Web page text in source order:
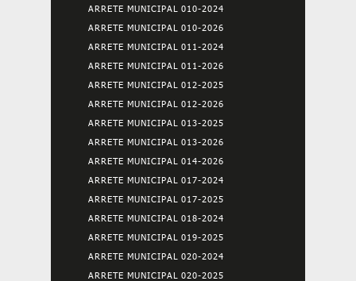
ARRETE MUNICIPAL 010-2024
ARRETE MUNICIPAL 010-2026
ARRETE MUNICIPAL 011-2024
ARRETE MUNICIPAL 011-2026
ARRETE MUNICIPAL 012-2025
ARRETE MUNICIPAL 012-2026
ARRETE MUNICIPAL 013-2025
ARRETE MUNICIPAL 013-2026
ARRETE MUNICIPAL 014-2026
ARRETE MUNICIPAL 017-2024
ARRETE MUNICIPAL 017-2025
ARRETE MUNICIPAL 018-2024
ARRETE MUNICIPAL 019-2025
ARRETE MUNICIPAL 020-2024
ARRETE MUNICIPAL 020-2025